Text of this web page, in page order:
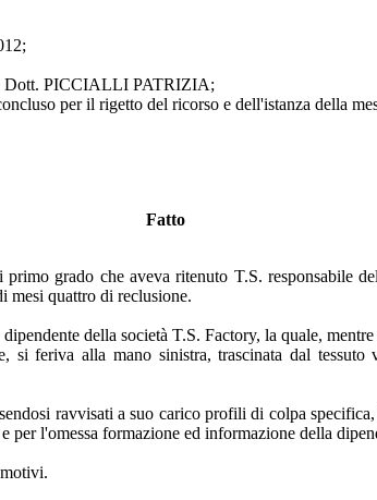
Dott. PICCIALLI PATRIZIA;
per il rigetto del ricorso e dell'istanza della
Fatto
grado che aveva ritenuto T.S. responsabile
mesi quattro di reclusione.
della società T.S. Factory, la quale,
feriva alla mano sinistra, trascinata dal
ravvisati a suo carico profili di colpa
per l'omessa formazione ed informazione della